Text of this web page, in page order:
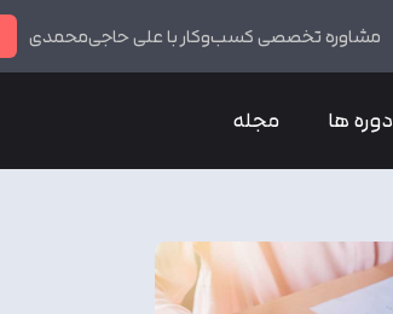
مشاوره تخصصی کسب‌وکار با علی حاجی‌محمدی
دوره ها مجله